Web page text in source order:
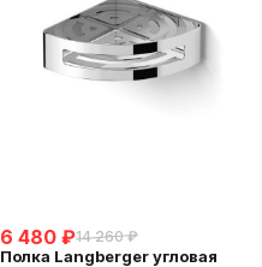
6 480 ₽14 260 ₽
Полка Langberger угловая